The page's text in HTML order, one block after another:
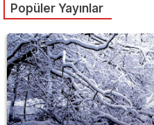
Popüler Yayınlar